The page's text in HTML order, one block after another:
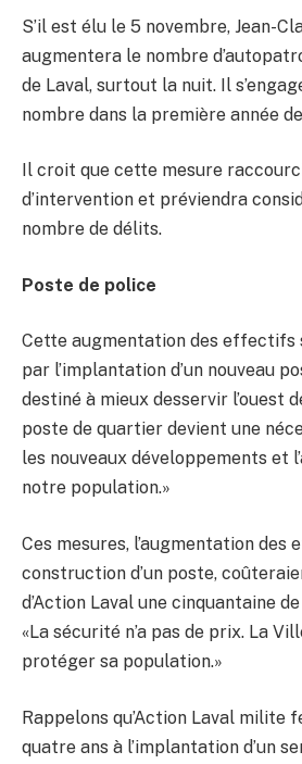
S’il est élu le 5 novembre, Jean-
augmentera le nombre
de Laval, surtout la nuit. Il
nombre dans la première année
Il croit que cette mesure
d’intervention et préviendra
nombre de délits.
Poste de police
Cette augmentation des effectifs
par l’implantation d’un nouveau
destiné à mieux desservir l’ouest
poste de quartier devient une
les nouveaux développements et
notre population.»
Ces mesures, l’augmentation
construction d’un poste,
d’Action Laval une cinquantaine
«La sécurité n’a pas de prix. La
protéger sa population.»
Rappelons qu’Action Laval milite
quatre ans à l’implantation d’un